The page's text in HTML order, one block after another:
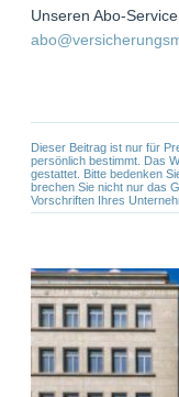
Unseren Abo-
Dieser Beitrag ist nur für
persönlich bestimmt. Das
gestattet. Bitte bedenken
brechen Sie nicht nur das
Vorschriften Ihres